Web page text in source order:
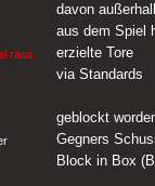
davon
aus dem Spiel
raus
erzielte Tore
via Standards
geblockt
Gegners
Block in Box